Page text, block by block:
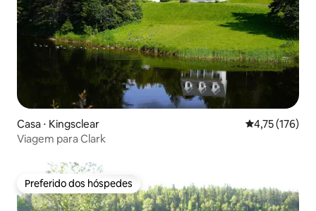
Casa ⋅ Kingsclear 4,75 de uma
4,75 (176)
Viagem para Clark
Preferido dos hóspedes
Preferido dos hóspedes